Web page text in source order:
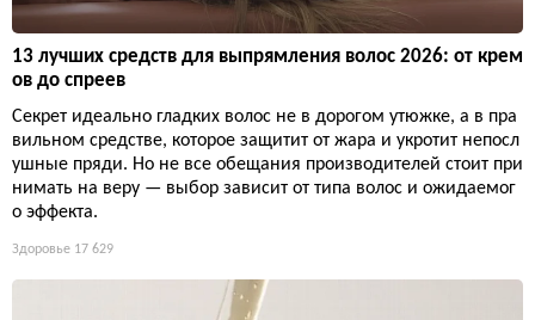
13 лучших средств для выпрямления волос 2026: от крем
ов до спреев
Секрет идеально гладких волос не в дорогом утюжке, а в пра
вильном средстве, которое защитит от жара и укротит непосл
ушные пряди. Но не все обещания производителей стоит при
нимать на веру — выбор зависит от типа волос и ожидаемог
о эффекта.
Здоровье 17 629